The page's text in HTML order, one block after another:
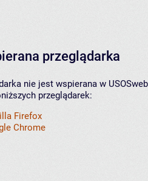
przeglądarka
nie jest wspierana w
przeglądarek:
Firefox
Chrome